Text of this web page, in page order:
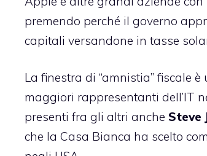
premendo perché il governo
capitali versandone in tasse
La finestra di “amnistia” fiscale
maggiori rappresentanti dell’IT
presenti fra gli altri anche Steve
che la Casa Bianca ha scelto